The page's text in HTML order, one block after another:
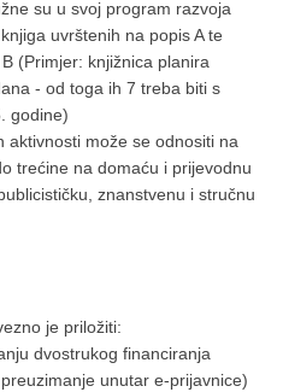
u svoj program razvoja
uvrštenih na popis A te
(Primjer: knjižnica planira
- od toga ih 7 treba biti s
godine)
može se odnositi na
trećine na domaću i prijevodnu
znanstvenu i stručnu
je priložiti:
dvostrukog financiranja
unutar e-prijavnice)